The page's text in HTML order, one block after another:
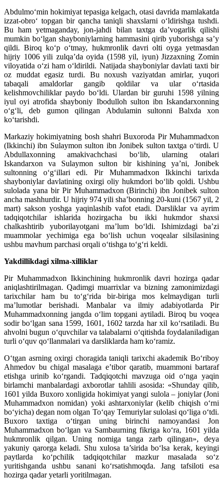
Abdulmo‘min hokimiyat tepasiga kelgach, otasi davrida mamlakatda
izzat-obro‘ topgan bir qancha taniqli shaxslarni o‘ldirishga tushdi.
Bu ham yetmaganday, jon-jahdi bilan taxtga da’vogarlik qilishi
mumkin bo‘lgan shayboniylarning hammasini qirib yuborishga sa’y
qildi. Biroq ko‘p o‘tmay, hukmronlik davri olti oyga yetmasdan
hijriy 1006 yili zulqa’da oyida (1598 yil, iyun) Jizzaxning Zomin
viloyatida o‘zi ham o‘ldirildi. Natijada shayboniylar davlati taxti bir
oz muddat egasiz turdi. Bu noxush vaziyatdan amirlar, yuqori
tabaqali amaldorlar gangib qoldilar va ular o‘rtasida
kelishmovchiliklar paydo bo‘ldi. Ulardan bir guruhi 1598 yilning
iyul oyi atrofida shayboniy Ibodulloh sulton ibn Iskandarxonning
o‘g‘li, deb gumon qilingan Abdulamin sultonni Balxda xon
ko‘tarishdi.
Markaziy hokimiyatning bosh shahri Buxoroda Pir Muhammadxon
(Ikkinchi) ibn Sulaymon sulton ibn Jonibek sulton taxtga o‘tirdi. U
Abdullaxonning amakivachchasi bo‘lib, ularning otalari
Iskandarxon va Sulaymon sulton bir kishining ya’ni, Jonibek
sultonning o‘g‘illari edi. Pir Muhammadxon Ikkinchi tarixda
shayboniylar davlatining oxirgi oliy hukmdori bo‘lib qoldi. Ushbu
sulolada yana bir Pir Muhammadxon (Birinchi) ibn Jonibek sulton
ancha mashhurdir. U hijriy 974 yili sha’bonning 20-kuni (1567 yil, 2
mart) sakson yoshga yaqinlashib vafot etadi. Darsliklar va ayrim
tadqiqotchilar ishlarida hozirgacha bu ikki hukmdor shaxsi
chalkashtirib yuborilayotgani ma’lum bo‘ldi. Ishimizdagi ba’zi
muammolar yechimiga ega bo‘lish uchun voqealar silsilasining
ushbu mavhum parchasi orqali o‘tishga to‘g‘ri keldi.
Yakdillikdagi xilma-xilliklar
Pir Muhammadxon Ikkinchining hukmronlik davri hozirga qadar
aniqlashtirilmagan. Qadimgi muarrixlar va bizning zamonimizdagi
tarixchilar ham bu to‘g‘rida bir-biriga mos kelmaydigan turli
ma’lumotlar berishadi. Manbalar va ilmiy adabiyotlarda Pir
Muhammadxonning jangda o‘lim topgani aytiladi. Biroq bu voqea
sodir bo‘lgan sana 1599, 1601, 1602 tarzda har xil ko‘rsatiladi. Bu
ahvolni bugun o‘quvchilar va talabalarni o‘qitishda foydalaniladigan
turli o‘quv qo‘llanmalari va darsliklarda ham ko‘ramiz.
O‘tgan asrning oxirgi choragida taniqli tarixchi akademik Bo‘riboy
Ahmedov bu chigal masalaga e’tibor qaratib, muammoni bartaraf
etishga urinib ko‘rgandi. Tadqiqotchi mavzuga oid o‘nga yaqin
birlamchi manbalardagi axborotlar tahlili asosida: «Shunday qilib,
1601 yilda Buxoro xonligida hokimiyat yangi sulola – joniylar (Joni
Muhammadxon nomidan) yoki ashtarxoniylar (kelib chiqish o‘rni
bo‘yicha) degan nom olgan To‘qay Temuriylar sulolasi qo‘liga o‘tdi.
Buxoro taxtiga o‘tirgan uning birinchi namoyandasi Jon
Muhammadxon bo‘lgan va Sambaurning fikriga ko‘ra, 1601 yilda
hukmronlik qilgan. Uning nomiga tanga zarb qilingan», deya
yakuniy qarorga keladi. Shu xulosa ta’sirida bo‘lsa kerak, keyingi
paytlarda ko‘pchilik tadqiqotchilar mazkur masalada so‘z
yuritishganda ushbu sanani ko‘rsatishmoqda. Jang tafsiloti esa
hozirga qadar yetarli yoritilmagan.